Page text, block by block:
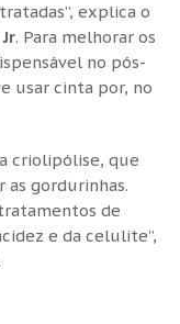
explica o
. Para melhorar os
no pós-
usar cinta por, no
criolipólise, que
gordurinhas.
de
e da celulite”,